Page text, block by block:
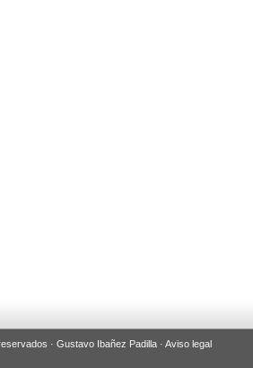
· Gustavo Ibañez Padilla · Aviso legal